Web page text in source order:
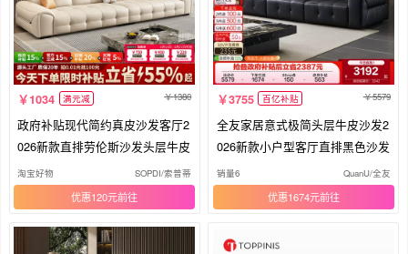
1034 满元减 1380
政府补贴现代简约真皮沙发客厅2
026新款直排劳伦斯沙发头层牛皮
淘宝好物 SOPDI/索普蒂
优惠120元
3755 百亿补贴 5579
全友家居意式极简头层牛皮沙发2
026新款小户型客厅直排黑色沙发
销量6 QuanU/全友
优惠1674元